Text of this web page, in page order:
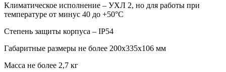
Климатическое исполнение – УХЛ 2, но для работы при
температуре от минус 40 до +50°С
Степень защиты корпуса – IP54
Габаритные размеры не более 200х335х106 мм
Масса не более 2,7 кг